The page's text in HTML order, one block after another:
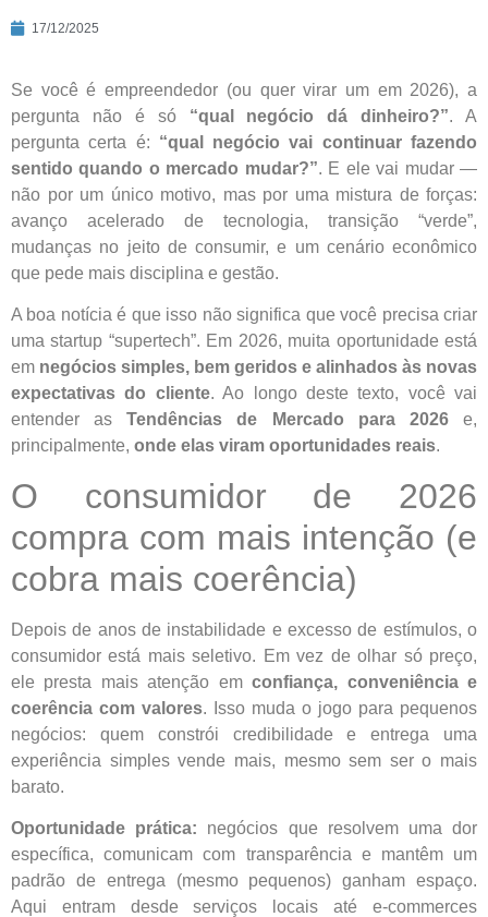
17/12/2025
Se você é empreendedor (ou quer virar um em 2026), a
pergunta não é só “qual negócio dá dinheiro?”. A
pergunta certa é: “qual negócio vai continuar fazendo
sentido quando o mercado mudar?”. E ele vai mudar —
não por um único motivo, mas por uma mistura de forças:
avanço acelerado de tecnologia, transição “verde”,
mudanças no jeito de consumir, e um cenário econômico
que pede mais disciplina e gestão.
A boa notícia é que isso não significa que você precisa criar
uma startup “supertech”. Em 2026, muita oportunidade está
em negócios simples, bem geridos e alinhados às novas
expectativas do cliente. Ao longo deste texto, você vai
entender asTendências de Mercado para 2026e,
principalmente, onde elas viram oportunidades reais.
O consumidor de 2026
compra com mais intenção (e
cobra mais coerência)
Depois de anos de instabilidade e excesso de estímulos, o
consumidor está mais seletivo. Em vez de olhar só preço,
ele presta mais atenção emconfiança, conveniência e
coerência com valores. Isso muda o jogo para pequenos
negócios: quem constrói credibilidade e entrega uma
experiência simples vende mais, mesmo sem ser o mais
barato.
Oportunidade prática: negócios que resolvem uma dor
específica, comunicam com transparência e mantêm um
padrão de entrega (mesmo pequenos) ganham espaço.
Aqui entram desde serviços locais até e-commerces